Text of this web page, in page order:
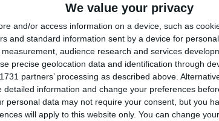
We value your privacy
and/or access information on a device, such as
and standard information sent by a device for
audience research and services
precise geolocation data and identification through
partners’ processing as described above.
information and change your preferences
personal data may not require your consent, but you
will apply to this website only. You can change